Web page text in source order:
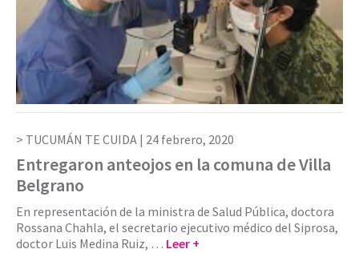
TUCUMÁN TE CUIDA | 24 febrero, 2020
Entregaron anteojos en la comuna de Villa
Belgrano
En representación de la ministra de Salud Pública, doctora
Rossana Chahla, el secretario ejecutivo médico del Siprosa,
doctor Luis Medina Ruiz, … Leer +